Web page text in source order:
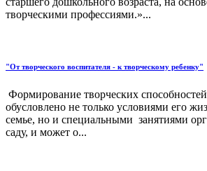
творческими профессиями.»...
"От творческого воспитателя - к творческому ребенку"
Формирование творческих
обусловлено не только условиями его
семье, но и специальными занятиями
саду, и может о...